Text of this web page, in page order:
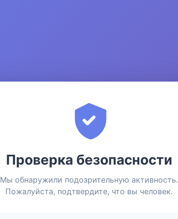
Проверка безопасности
Мы обнаружили подозрительную активность.
Пожалуйста, подтвердите, что вы человек.